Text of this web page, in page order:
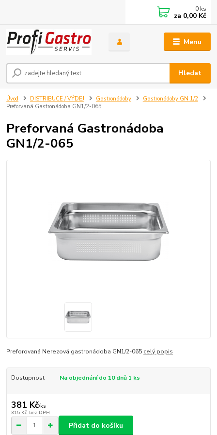
Menu
Hledat
0 ks
za 0,00 Kč
Úvod DISTRIBUCE / VÝDEJ Gastronádoby
Gastronádoby GN 1/2
Preforvaná Gastronádoba GN1/2-065
Preforvaná Gastronádoba
GN1/2-065
Preforovaná Nerezová gastronádoba GN1/2-065 celý popis
Dostupnost Na objednání do 10 dnů 1 ks
381 Kč/ks
315 Kč bez DPH
Přidat do košíku